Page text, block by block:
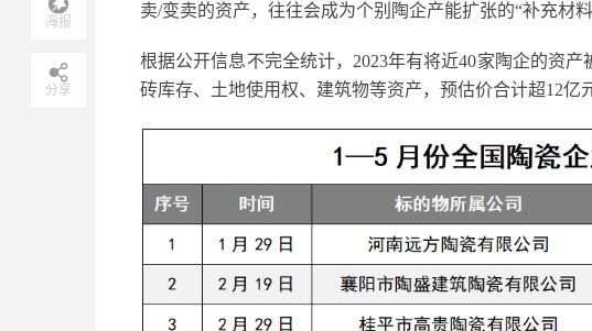
卖/变卖的资产，往往会成为个别陶企产能扩张的“补充材料
根据公开信息不完全统计，2023年有将近40家陶企的资
砖库存、土地使用权、建筑物等资产，预估价合计超12亿
海报
分享